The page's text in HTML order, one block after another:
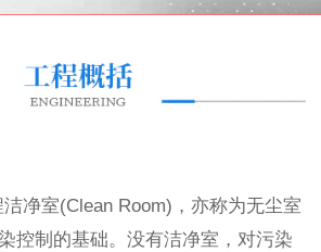
室(Clean Room)，亦称为无尘室
控制的基础。没有洁净室，对污染